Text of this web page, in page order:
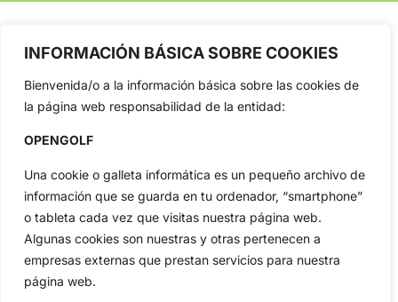
INFORMACIÓN BÁSICA SOBRE COOKIES
Bienvenida/o a la información básica sobre las cookies de
la página web responsabilidad de la entidad:
OPENGOLF
Una cookie o galleta informática es un pequeño archivo de
información que se guarda en tu ordenador, “smartphone”
o tableta cada vez que visitas nuestra página web.
Algunas cookies son nuestras y otras pertenecen a
empresas externas que prestan servicios para nuestra
página web.
OpenGolf ofrece toda la actualidad, información del golf
profesional y amateur, resultados en directo, vídeos, noticias,
Jon Rahm, LIV Golf, PGA Tour, Ryder Cup, DP World Tour, LPGA
Inicio
Actualidad
Circuitos
Especiales
Jon Rahm
Ryder Cup
Reglas
Vídeos